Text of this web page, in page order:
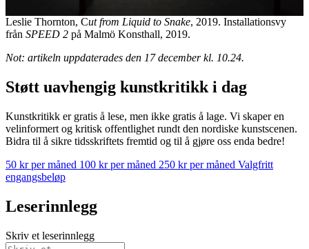
Leslie Thornton, Cut from Liquid to Snake, 2019. Installationsvy
från SPEED 2 på Malmö Konsthall, 2019.
Not: artikeln uppdaterades den 17 december kl. 10.24.
Støtt uavhengig kunstkritikk i dag
Kunstkritikk er gratis å lese, men ikke gratis å lage. Vi skaper en
velinformert og kritisk offentlighet rundt den nordiske kunstscenen.
Bidra til å sikre tidsskriftets fremtid og til å gjøre oss enda bedre!
50 kr per måned 100 kr per måned 250 kr per måned Valgfritt
engangsbeløp
Leserinnlegg
Skriv et leserinnlegg